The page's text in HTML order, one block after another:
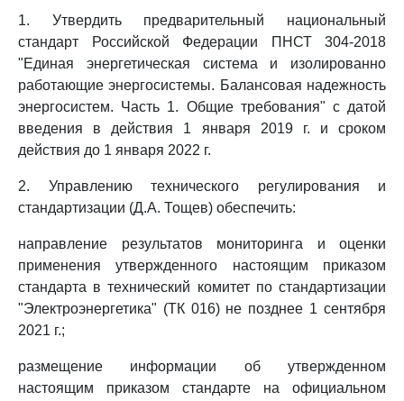
1. Утвердить предварительный национальный
стандарт Российской Федерации ПНСТ 304-2018
"Единая энергетическая система и изолированно
работающие энергосистемы. Балансовая надежность
энергосистем. Часть 1. Общие требования" с датой
введения в действия 1 января 2019 г. и сроком
действия до 1 января 2022 г.
2. Управлению технического регулирования и
стандартизации (Д.А. Тощев) обеспечить:
направление результатов мониторинга и оценки
применения утвержденного настоящим приказом
стандарта в технический комитет по стандартизации
"Электроэнергетика" (ТК 016) не позднее 1 сентября
2021 г.;
размещение информации об утвержденном
настоящим приказом стандарте на официальном